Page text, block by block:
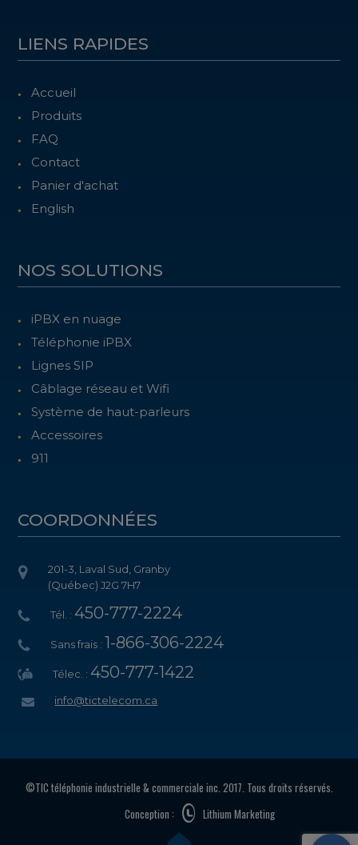
LIENS RAPIDES
Accueil
Produits
FAQ
Contact
Panier d'achat
English
NOS SOLUTIONS
iPBX en nuage
Téléphonie iPBX
Lignes SIP
Câblage réseau et Wifi
Système de haut-parleurs
Accessoires
911
COORDONNÉES
201-3, Laval Sud, Granby
(Québec) J2G 7H7
Tél. :450-777-2224
Sans frais : 1-866-306-2224
Télec. :450-777-1422
info@tictelecom.ca
©TIC téléphonie industrielle & commerciale inc. 2017. Tous droits réservés.
Lithium Marketing
Conception :